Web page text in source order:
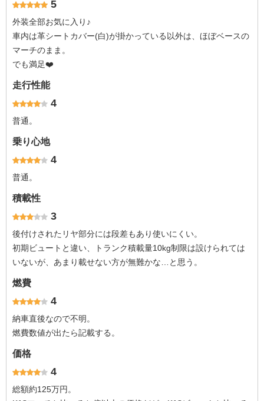
5
外装全部お気に入り♪
車内は革シートカバー(白)が掛かっている以外は、ほぼベースの
マーチのまま。
でも満足❤️
走行性能
4
普通。
乗り心地
4
普通。
積載性
3
後付けされたリヤ部分には段差もあり使いにくい。
初期ビュートと違い、トランク積載量10kg制限は設けられては
いないが、あまり載せない方が無難かな…と思う。
燃費
4
納車直後なので不明。
燃費数値が出たら記載する。
価格
4
総額約125万円。